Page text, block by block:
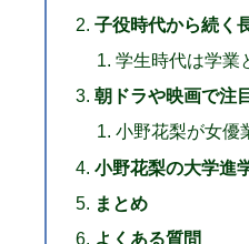
子役時代から続く
学生時代は学業
朝ドラや映画で注
小野花梨が女優
小野花梨の大学進
まとめ
よくある質問